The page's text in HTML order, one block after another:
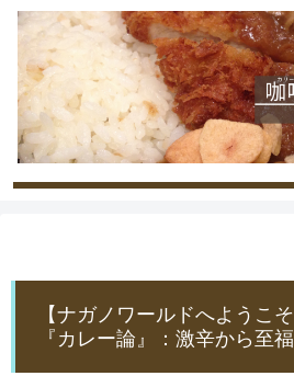
【ナガノワールドへようこ
『カレー論』：激辛から至